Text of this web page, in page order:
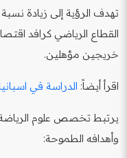
تهدف الرؤية إلى زيادة
القطاع الرياضي كرافد
خريجين مؤهلين.
اقرأ أيضاً: الدراسة في
يرتبط تخصص علوم
وأهدافه الطموحة: